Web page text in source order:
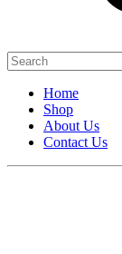
Home
Shop
About Us
Contact Us